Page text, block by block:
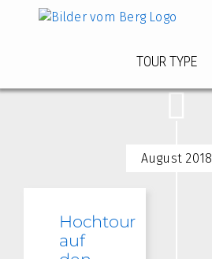
TOUR TYPE
August 2018
Hochtour
auf